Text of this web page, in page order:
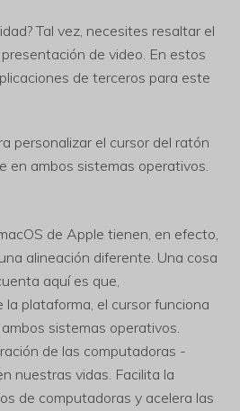
Tal vez, necesites resaltar el
de video. En estos
de terceros para este
personalizar el cursor del ratón
en ambos sistemas operativos.
de Apple tienen, en efecto,
alineación diferente. Una cosa
aquí es que,
plataforma, el cursor funciona
sistemas operativos.
de las computadoras -
nuestras vidas. Facilita la
de computadoras y acelera las